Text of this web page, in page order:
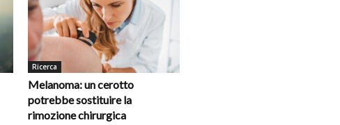
Ricerca
Melanoma: un cerotto
potrebbe sostituire la
rimozione chirurgica